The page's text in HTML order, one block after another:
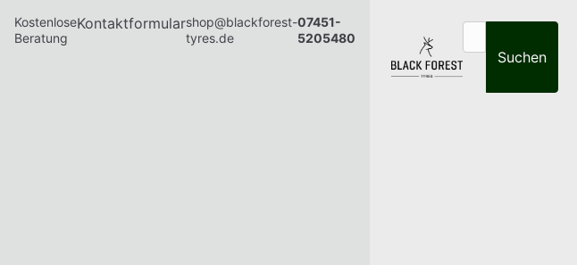
Kostenlose
Beratung
Kontaktformularshop@blackforest-
tyres.de
07451-
5205480
Suchen